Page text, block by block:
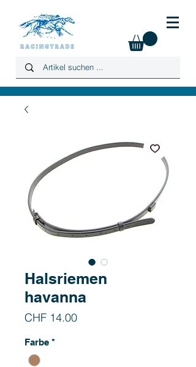
Halsriemen
havanna
CHF 14.00Preis
Farbe *